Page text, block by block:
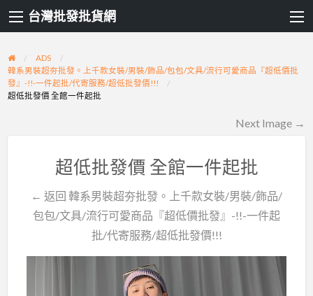
台灣批發批貨網
ADS
韓系男裝超夯批發。上千款女裝/男裝/飾品/包包/文具/流行可愛商品『超低價批
發』-!!-一件起批/代寄服務/超低批發價!!!
超低批發價 全館一件起批
Next Image →
超低批發價 全館一件起批
← 返回 韓系男裝超夯批發。上千款女裝/男裝/飾品/
包包/文具/流行可愛商品『超低價批發』-!!-一件起
批/代寄服務/超低批發價!!!